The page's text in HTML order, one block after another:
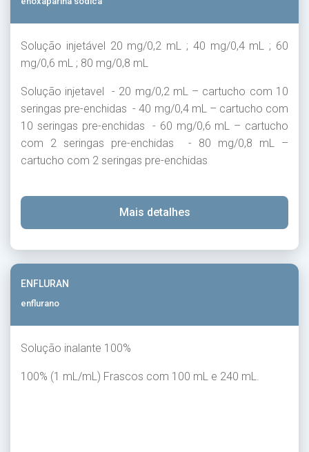
Solução injetável 20 mg/0,2 mL ; 40 mg/0,4 mL ; 60
mg/0,6 mL ; 80 mg/0,8 mL
Solução injetavel - 20 mg/0,2 mL – cartucho com 10
seringas pre-enchidas - 40 mg/0,4 mL – cartucho com
10 seringas pre-enchidas - 60 mg/0,6 mL – cartucho
com 2 seringas pre-enchidas - 80 mg/0,8 mL –
cartucho com 2 seringas pre-enchidas
Mais detalhes
ENFLURAN
enflurano
Solução inalante 100%
100% (1 mL/mL) Frascos com 100 mL e 240 mL.